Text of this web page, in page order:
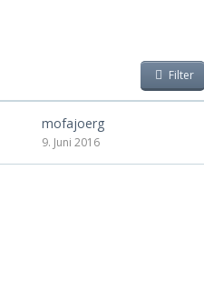
Filter
mofajoerg
9. Juni 2016